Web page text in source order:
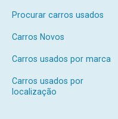
Procurar carros usados
Carros Novos
Carros usados por marca
Carros usados por
localização